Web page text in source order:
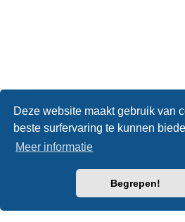
Deze website maakt gebruik van
beste surfervaring te kunnen
Meer informatie
Begrepen!